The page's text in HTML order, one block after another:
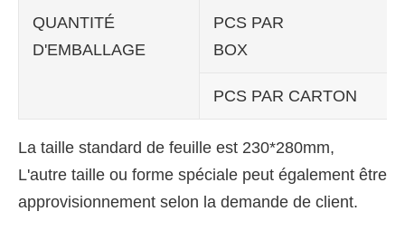
QUANTITÉ
D'EMBALLAGE
PCS PAR
BOX
PCS PAR CARTON
La taille standard de feuille est 230*280mm,
L'autre taille ou forme spéciale peut également être
approvisionnement selon la demande de client.